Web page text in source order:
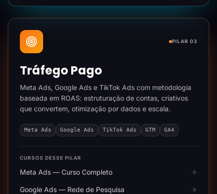
PILAR 03
Tráfego Pago
Meta Ads, Google Ads e TikTok Ads com metodologia
baseada em ROAS: estruturação de contas, criativos
que convertem, otimização por dados e escala.
Meta Ads Google Ads TikTok Ads GTM GA4
CURSOS DESSE PILAR
Meta Ads — Curso Completo
Google Ads — Rede de Pesquisa